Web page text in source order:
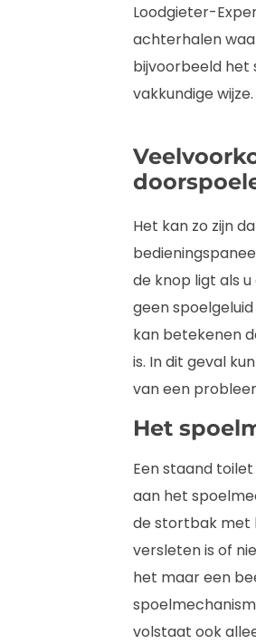
Loodgieter-
achterhalen
bijvoorbeeld het
vakkundige wijze.
Het kan zo zijn
de knop ligt als
geen
kan betekenen
is. In dit geval
van een
Het
Een staand
aan het
de stortbak met
versleten is of
het maar een
volstaat ook